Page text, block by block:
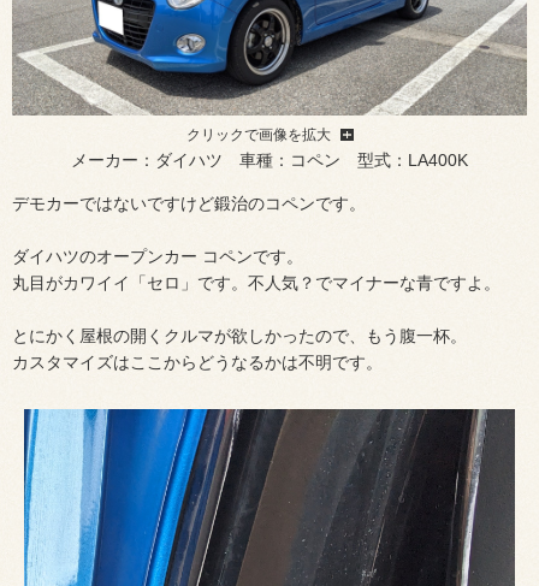
クリックで画像を拡大
メーカー：ダイハツ 車種：コペン 型式：LA400K
デモカーではないですけど鍛治のコペンです。
ダイハツのオープンカー コペンです。
丸目がカワイイ「セロ」です。不人気？でマイナーな青ですよ。
とにかく屋根の開くクルマが欲しかったので、もう腹一杯。
カスタマイズはここからどうなるかは不明です。